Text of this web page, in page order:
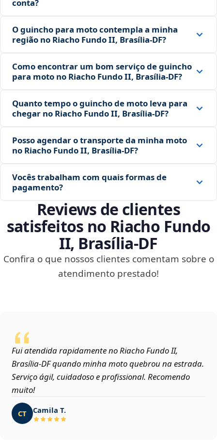
conta?
O guincho para moto contempla a minha
região no Riacho Fundo II, Brasília‑DF?
Como encontrar um bom serviço de guincho
para moto no Riacho Fundo II, Brasília‑DF?
Quanto tempo o guincho de moto leva para
chegar no Riacho Fundo II, Brasília‑DF?
Posso agendar o transporte da minha moto
no Riacho Fundo II, Brasília‑DF?
Vocês trabalham com quais formas de
pagamento?
Reviews de clientes
satisfeitos no Riacho Fundo
II, Brasília‑DF
Confira o que nossos clientes comentam sobre o
atendimento prestado!
Fui atendida rapidamente no Riacho Fundo II,
Brasília‑DF quando minha moto quebrou na estrada.
Serviço ágil, cuidadoso e profissional. Recomendo
muito!
CT Camila T.